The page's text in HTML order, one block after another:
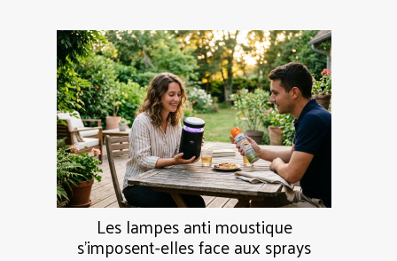
Les lampes anti moustique
s’imposent-elles face aux sprays